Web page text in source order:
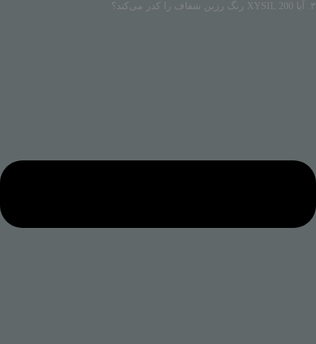
۳. آیا XYSIL 200 رنگ رزین شفاف را کدر می‌کند؟